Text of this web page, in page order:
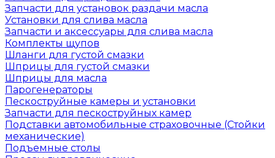
Запчасти для установок раздачи масла
Установки для слива масла
Запчасти и аксессуары для слива масла
Комплекты щупов
Шланги для густой смазки
Шприцы для густой смазки
Шприцы для масла
Парогенераторы
Пескоструйные камеры и установки
Запчасти для пескоструйных камер
Подставки автомобильные страховочные (Стойки
механические)
Подъемные столы